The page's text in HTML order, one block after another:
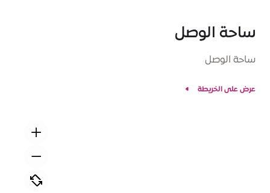
ساحة الوصل
ساحة الوصل
عرض على الخريطة